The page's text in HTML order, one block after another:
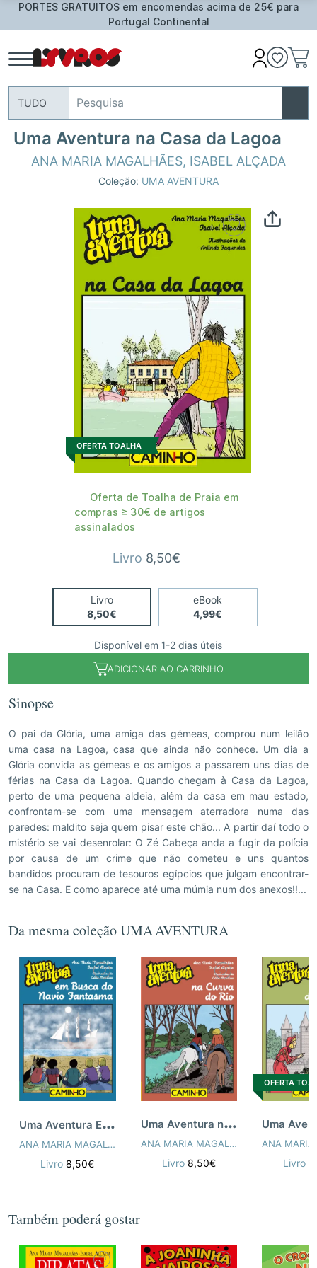
PORTES GRATUITOS em encomendas acima de 25€ para
Portugal Continental
TUDO
Uma Aventura na Casa da Lagoa
ANA MARIA MAGALHÃES, ISABEL ALÇADA
Coleção: UMA AVENTURA
OFERTA TOALHA
Oferta de Toalha de Praia em
compras ≥ 30€ de artigos
assinalados
Livro 8,50€
Livro
8,50€
eBook
4,99€
Disponível em 1-2 dias úteis
ADICIONAR AO CARRINHO
Sinopse
O pai da Glória, uma amiga das gémeas, comprou num leilão
uma casa na Lagoa, casa que ainda não conhece. Um dia a
Glória convida as gémeas e os amigos a passarem uns dias de
férias na Casa da Lagoa. Quando chegam à Casa da Lagoa,
perto de uma pequena aldeia, além da casa em mau estado,
confrontam-se com uma mensagem aterradora numa das
paredes: maldito seja quem pisar este chão... A partir daí todo o
mistério se vai desenrolar: O Zé Cabeça anda a fugir da polícia
por causa de um crime que não cometeu e uns quantos
bandidos procuram de tesouros egípcios que julgam encontrar-
se na Casa. E como aparece até uma múmia num dos anexos!!...
Da mesma coleção UMA AVENTURA
U
ma Aventura Em Busca do Navio Fantasma
ANA MARIA MAGALHÃES ISABEL ALÇADA,CÁTIA MARILINE
Livro8,50€
U
ma Aventura na Curva do Rio
ANA MARIA MAGALHÃES
ISABEL
Livro 8,50€
OFERTA
Livro
Também poderá gostar